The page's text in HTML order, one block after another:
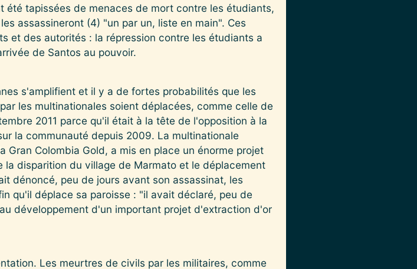
tapissées de menaces de mort contre les étudiants,
assassineront (4) "un par un, liste en main". Ces
et des autorités : la répression contre les étudiants a
de Santos au pouvoir.
s'amplifient et il y a de fortes probabilités que les
les multinationales soient déplacées, comme celle de
2011 parce qu'il était à la tête de l'opposition à la
la communauté depuis 2009. La multinationale
Gran Colombia Gold, a mis en place un énorme projet
disparition du village de Marmato et le déplacement
dénoncé, peu de jours avant son assassinat, les
qu'il déplace sa paroisse : "il avait déclaré, peu de
développement d'un important projet d'extraction d'or
Les meurtres de civils par les militaires, comme